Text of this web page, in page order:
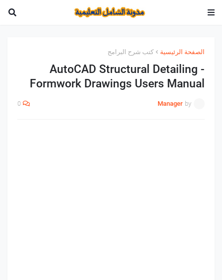
الصفحة الرئيسية كتب شرح البرامج
AutoCAD Structural Detailing -
Formwork Drawings Users Manual
by
Manager
0